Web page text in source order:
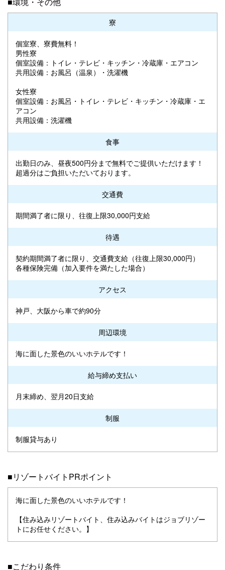
寮
個室寮、寮費無料！
男性寮
個室設備：トイレ・テレビ・キッチン・冷蔵庫・エアコン
共用設備：お風呂（温泉）・洗濯機
女性寮
個室設備：お風呂・トイレ・テレビ・キッチン・冷蔵庫・エ
アコン
共用設備：洗濯機
食事
出勤日のみ、昼夜500円分まで無料でご提供いただけます！
超過分はご負担いただいております。
交通費
期間満了者に限り、往復上限30,000円支給
待遇
契約期間満了者に限り、交通費支給（往復上限30,000円）
各種保険完備（加入要件を満たした場合）
アクセス
神戸、大阪から車で約90分
周辺環境
海に面した景色のいいホテルです！
給与締め支払い
月末締め、翌月20日支給
制服
制服貸与あり
■リゾートバイトPRポイント
海に面した景色のいいホテルです！
【住み込みリゾートバイト、住み込みバイトはジョブリゾー
トにお任せください。】
■こだわり条件